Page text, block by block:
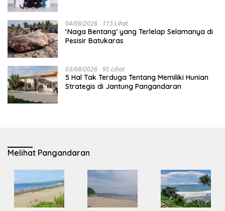
04/08/2026 115 Lihat
‘Naga Bentang’ yang Terlelap Selamanya di
Pesisir Batukaras
03/08/2026 95 Lihat
5 Hal Tak Terduga Tentang Memiliki Hunian
Strategis di Jantung Pangandaran
Melihat Pangandaran